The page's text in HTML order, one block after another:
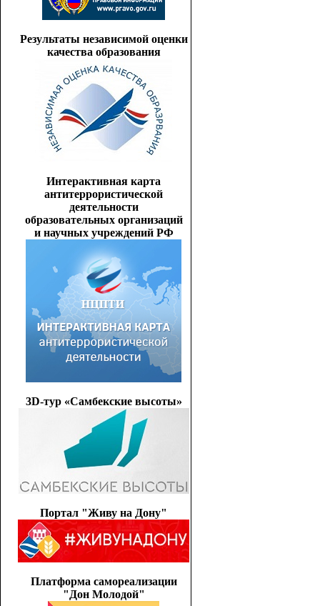
Результаты независимой оценки
качества образования
Интерактивная карта
антитеррористической
деятельности
образовательных организаций
и научных учреждений РФ
3D-тур «Самбекские высоты»
Портал "Живу на Дону"
Платформа самореализации
"Дон Молодой"